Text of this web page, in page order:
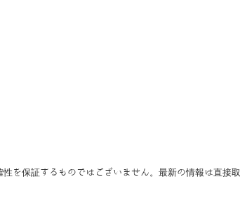
を保証するものではございません。最新の情報は直接取